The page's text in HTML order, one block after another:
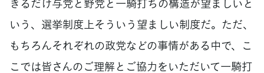
いう、選挙制度上そういう望ましい制度だ。ただ、
もちろんそれぞれの政党などの事情がある中で、こ
こでは皆さんのご理解とご協力をいただいて一騎打